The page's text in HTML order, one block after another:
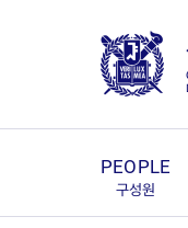
PEOPLE
구성원